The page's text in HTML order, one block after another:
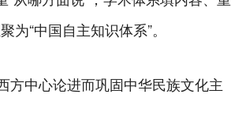
“中国自主知识体系”。
方中心论进而巩固中华民族文化主